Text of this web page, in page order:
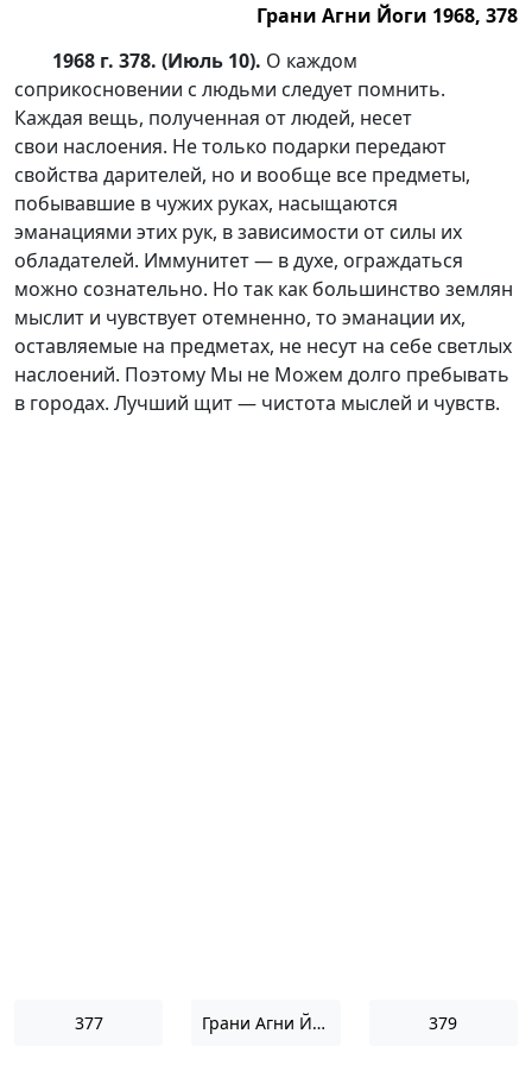
Грани Агни Йоги 1968, 378
1968 г. 378. (Июль 10). О каждом
соприкосновении с людьми следует помнить.
Каждая вещь, полученная от людей, несет
свои наслоения. Не только подарки передают
свойства дарителей, но и вообще все предметы,
побывавшие в чужих руках, насыщаются
эманациями этих рук, в зависимости от силы их
обладателей. Иммунитет — в духе, ограждаться
можно сознательно. Но так как большинство землян
мыслит и чувствует отемненно, то эманации их,
оставляемые на предметах, не несут на себе светлых
наслоений. Поэтому Мы не Можем долго пребывать
в городах. Лучший щит — чистота мыслей и чувств.
377 Грани Агни Йоги 1968 379